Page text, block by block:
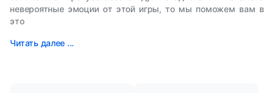
невероятные эмоции от этой игры, то мы поможем вам в
это
Читать далее ...